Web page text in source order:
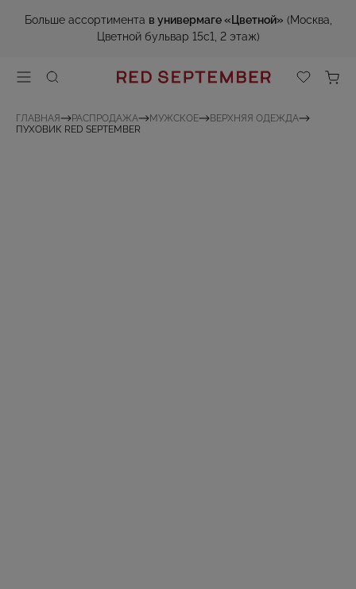
Больше ассортимента в универмаге «Цветной» (Москва,
Цветной бульвар 15с1, 2 этаж)
ГЛАВНАЯ РАСПРОДАЖА МУЖСКОЕ
ВЕРХНЯЯ ОДЕЖДА
ПУХОВИК RED SEPTEMBER